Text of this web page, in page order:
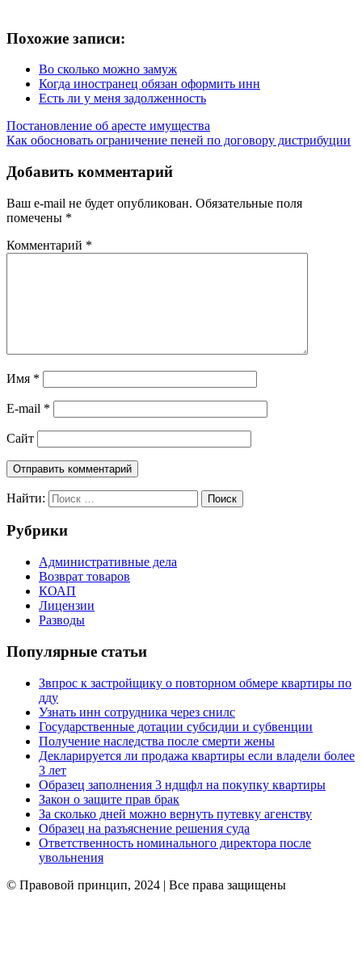
Похожие записи:
Во сколько можно замуж
Когда иностранец обязан оформить инн
Есть ли у меня задолженность
Постановление об аресте имущества
Как обосновать ограничение пеней по договору дистрибуции
Добавить комментарий
Ваш e-mail не будет опубликован. Обязательные поля
помечены *
Комментарий *
Имя *
E-mail *
Сайт
Найти: Поиск
Рубрики
Административные дела
Возврат товаров
КОАП
Лицензии
Разводы
Популярные статьи
Звпрос к застройщику о повторном обмере квартиры по
дду
Узнать инн сотрудника через снилс
Государственные дотации субсидии и субвенции
Получение наследства после смерти жены
Декларируется ли продажа квартиры если владели более
3 лет
Образец заполнения 3 ндщфл на покупку квартиры
Закон о защите прав брак
За сколько дней можно вернуть путевку агенству
Образец на разъяснение решения суда
Ответственность номинального директора после
увольнения
© Правовой принцип, 2024 | Все права защищены